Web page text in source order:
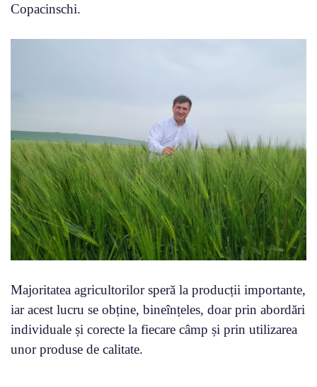
Copacinschi.
Majoritatea agricultorilor speră la producții importante,
iar acest lucru se obține, bineînțeles, doar prin abordări
individuale și corecte la fiecare câmp și prin utilizarea
unor produse de calitate.